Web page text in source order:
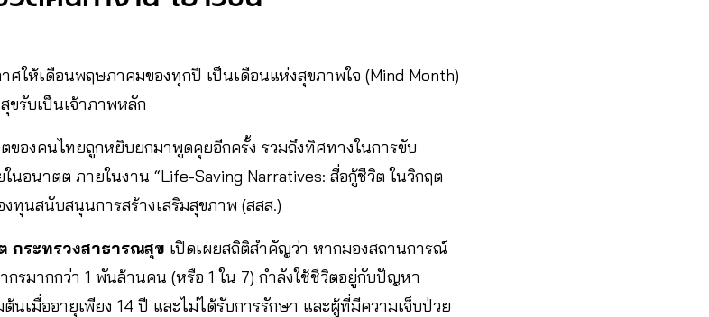
ให้เดือนพฤษภาคมของทุกปี เป็นเดือนแห่งสุขภาพใจ (Mind Month)
ขรับเป็นเจ้าภาพหลัก
องคนไทยถูกหยิบยกมาพูดคุยอีกครั้ง รวมถึงทิศทางในการขับ
นอนาตต ภายในงาน “Life-Saving Narratives: สื่อกู้ชีวิต ในวิกฤต
ทุนสนับสนุนการสร้างเสริมสุขภาพ (สสส.)
กระทรวงสาธารณสุข เปิดเผยสถิติสำคัญว่า หากมองสถานการณ์
รมากกว่า 1 พันล้านคน (หรือ 1 ใน 7) กำลังใช้ชีวิตอยู่กับปัญหา
นเมื่ออายุเพียง 14 ปี และไม่ได้รับการรักษา และผู้ที่มีความเจ็บป่วย